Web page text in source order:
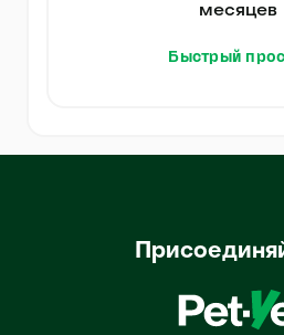
месяцев
Быстрый